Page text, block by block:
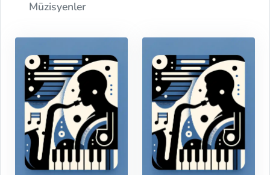
Müzisyenler